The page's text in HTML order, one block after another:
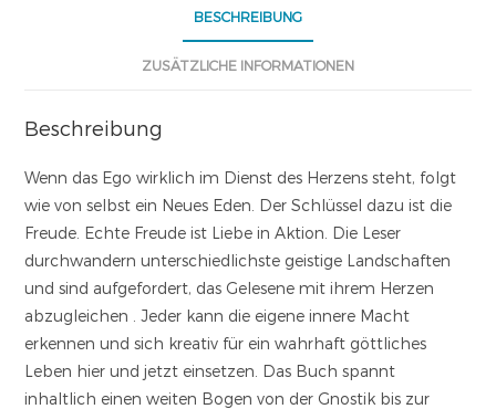
BESCHREIBUNG
ZUSÄTZLICHE INFORMATIONEN
Beschreibung
Wenn das Ego wirklich im Dienst des Herzens steht, folgt
wie von selbst ein Neues Eden. Der Schlüssel dazu ist die
Freude. Echte Freude ist Liebe in Aktion. Die Leser
durchwandern unterschiedlichste geistige Landschaften
und sind aufgefordert, das Gelesene mit ihrem Herzen
abzugleichen . Jeder kann die eigene innere Macht
erkennen und sich kreativ für ein wahrhaft göttliches
Leben hier und jetzt einsetzen. Das Buch spannt
inhaltlich einen weiten Bogen von der Gnostik bis zur